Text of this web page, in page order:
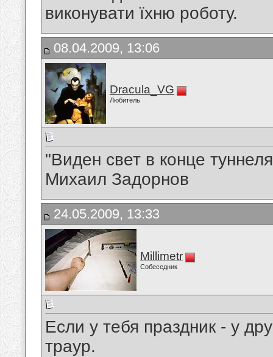
виконувати їхню роботу.
08.04.2009, 13:06
Dracula_VG
Любитель
"Виден свет в конце
Михаил Задорнов
24.05.2009, 13:33
Millimetr
Собеседник
Если у тебя праздник - у
траур.